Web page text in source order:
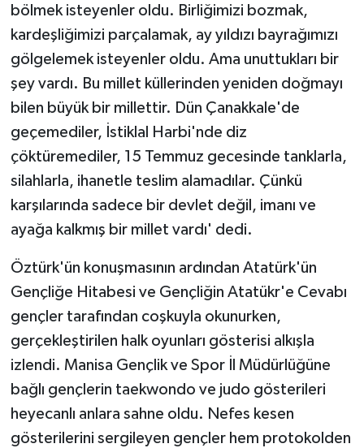
bölmek isteyenler oldu. Birliğimizi bozmak,
kardeşliğimizi parçalamak, ay yıldızı bayrağımızı
gölgelemek isteyenler oldu. Ama unuttukları bir
şey vardı. Bu millet küllerinden yeniden doğmayı
bilen büyük bir millettir. Dün Çanakkale'de
geçemediler, İstiklal Harbi'nde diz
çöktüremediler, 15 Temmuz gecesinde tanklarla,
silahlarla, ihanetle teslim alamadılar. Çünkü
karşılarında sadece bir devlet değil, imanı ve
ayağa kalkmış bir millet vardı' dedi.
Öztürk'ün konuşmasının ardından Atatürk'ün
Gençliğe Hitabesi ve Gençliğin Atatükr'e Cevabı
gençler tarafından coşkuyla okunurken,
gerçekleştirilen halk oyunları gösterisi alkışla
izlendi. Manisa Gençlik ve Spor İl Müdürlüğüne
bağlı gençlerin taekwondo ve judo gösterileri
heyecanlı anlara sahne oldu. Nefes kesen
gösterilerini sergileyen gençler hem protokolden